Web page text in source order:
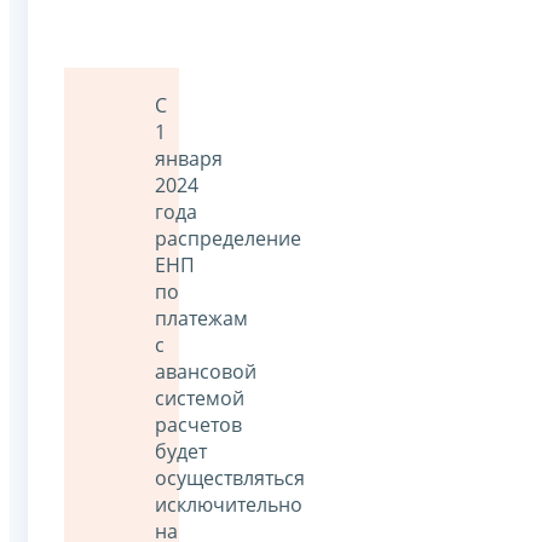
С
1
января
2024
года
распределение
ЕНП
по
платежам
с
авансовой
системой
расчетов
будет
осуществляться
исключительно
на